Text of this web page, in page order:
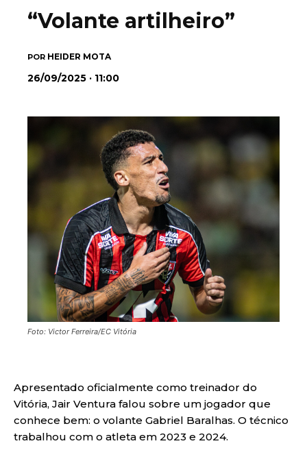
“Volante artilheiro”
POR HEIDER MOTA
26/09/2025 · 11:00
Foto: Victor Ferreira/EC Vitória
Apresentado oficialmente como treinador do
Vitória, Jair Ventura falou sobre um jogador que
conhece bem: o volante Gabriel Baralhas. O técnico
trabalhou com o atleta em 2023 e 2024.